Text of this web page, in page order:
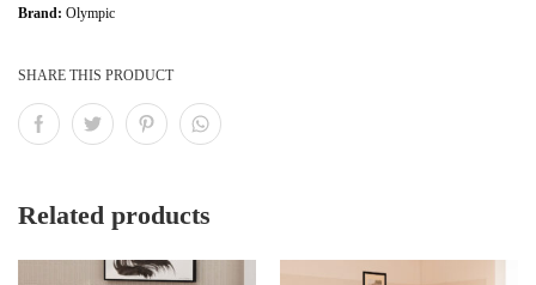
Brand: Olympic
SHARE THIS PRODUCT
Related products